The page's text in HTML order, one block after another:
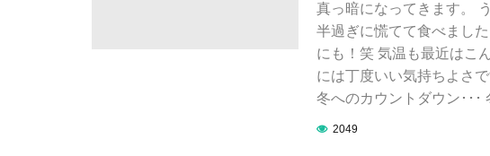
真っ暗になってきます。
半過ぎに慌てて食べまし
にも！笑 気温も最近はこ
には丁度いい気持ちよさ
冬へのカウントダウン･･
2049